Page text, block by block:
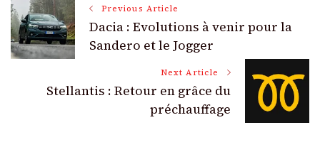
Post
Navigation
Previous Article
Dacia : Evolutions à venir pour la
Sandero et le Jogger
Next Article
Stellantis : Retour en grâce du
préchauffage